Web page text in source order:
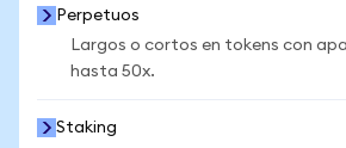
Perpetuos
Largos o cortos en tokens con
hasta 50x.
Staking